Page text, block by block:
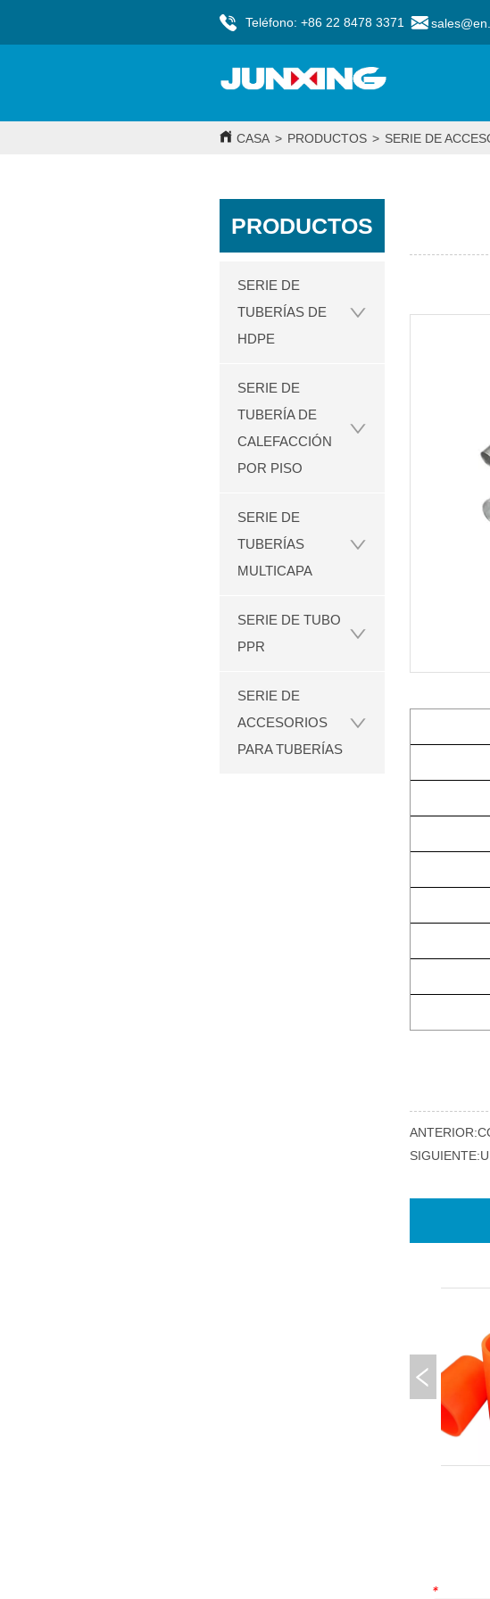
Teléfono: +86 22 8478 3371
CASA > PRODUCTOS > SERIE DE
PRODUCTOS
SERIE DE
TUBERÍAS DE
HDPE
SERIE DE
TUBERÍA DE
CALEFACCIÓN
POR PISO
SERIE DE
TUBERÍAS
MULTICAPA
SERIE DE TUBO
PPR
SERIE DE
ACCESORIOS
PARA TUBERÍAS
ANTERIOR:
SIGUIENTE:
*